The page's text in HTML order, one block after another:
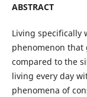
ABSTRACT
Living specifically
phenomenon that
compared to the
living every day
phenomena of